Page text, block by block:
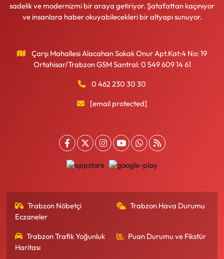
sadelik ve modernizmi bir araya getiriyor. Şatafattan kaçınıyor
ve insanlara haber okuyabilecekleri bir altyapı sunuyor.
Çarşı Mahallesi Alacahan Sokak Onur Apt.Kat:4 No: 19
Ortahisar/Trabzon GSM Santral: 0 549 609 14 61
0 462 230 30 30
[email protected]
Trabzon Nöbetçi
Eczaneler
Trabzon Hava Durumu
Trabzon Trafik Yoğunluk
Haritası
Puan Durumu ve Fikstür